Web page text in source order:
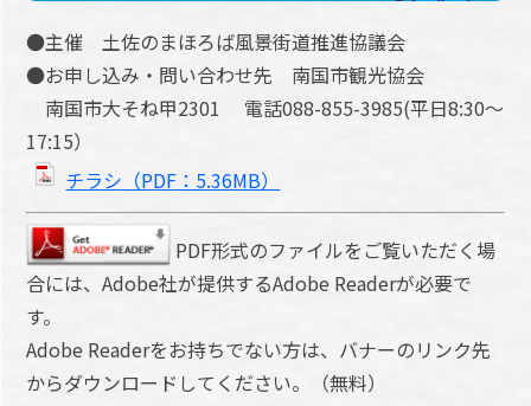
●主催 土佐のまほろば風景街道推進協議会
●お申し込み・問い合わせ先 南国市観光協会
南国市大そね甲2301 電話088-855-3985(平日8:30～
17:15）
チラシ（PDF：5.36MB）
PDF形式のファイルをご覧いただく場
合には、Adobe社が提供するAdobe Readerが必要で
す。
Adobe Readerをお持ちでない方は、バナーのリンク先
からダウンロードしてください。（無料）